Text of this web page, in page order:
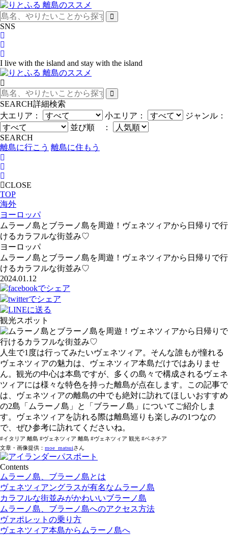
SNS
I live with the island and stay with the island
SEARCH詳細検索
大エリア：
小エリア：
ジャンル：
並び順 ：
SEARCH
離島に行こう 離島に住もう
CLOSE
TOP
海外
ヨーロッパ
ムラーノ島とブラーノ島を周遊！ヴェネツィアから日帰りで行
けるカラフルな街並み♡
ヨーロッパ
ムラーノ島とブラーノ島を周遊！ヴェネツィアから日帰りで行
けるカラフルな街並み♡
2024.01.12
観光スポット
人生で1度は行ってみたいヴェネツィア。そんな誰もが憧れる
ヴェネツィアの魅力は、ヴェネツィア本島だけではありませ
ん。観光の中心は本島ですが、多くの島々で構成されるヴェネ
ツィアには様々な特色を持った離島が点在します。この記事で
は、ヴェネツィアの離島の中でも絶対に訪れてほしいおすすめ
の2島「ムラーノ島」と「ブラーノ島」についてご紹介しま
す。ヴェネツィアを訪れる際は離島巡りも楽しみの1つなの
で、ぜひ参考に訪れてくださいね。
#イタリア 離島 #ヴェネツィア 離島 #ヴェネツィア 観光 #ベネチア
文章・画像提供： moe_matsuiさん
Contents
ムラーノ島、ブラーノ島とは
ヴェネツィアングラスが有名なムラーノ島
カラフルな街並みがかわいいブラーノ島
ムラーノ島、ブラーノ島へのアクセス方法
ヴァポレットの乗り方
ヴェネツィア本島からムラーノ島へ